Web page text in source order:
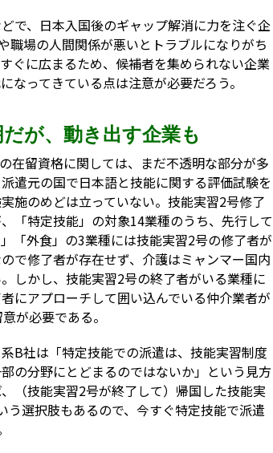
で、日本入国後のギャップ解消に力を注ぐ企
職場の人間関係が悪いとトラブルになりがち
ぐに広まるため、候補者を集められない企業
ってきている点は注意が必要だろう。
だが、動き出す企業も
在留資格に関しては、まだ不透明な部分が多
遣元の国で日本語と技能に関する評価試験を
施のめどは立っていない。技能実習2号修了
「特定技能」の対象14業種のうち、先行して
「外食」の3業種には技能実習2号の修了者が
で修了者が存在せず、介護はミャンマー国内
しかし、技能実習2号の終了者がいる業種に
にアプローチして囲い込んでいる仲介業者が
が必要である。
B社は「特定技能での派遣は、技能実習制度
の分野にとどまるのではないか」という見方
（技能実習2号が終了して）帰国した技能実
選択肢もあるので、今すぐ特定技能で派遣